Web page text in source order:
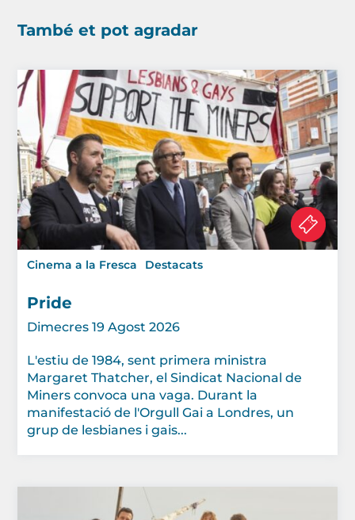
També et pot agradar
Cinema a la Fresca Destacats
Pride
Dimecres 19 Agost 2026
L'estiu de 1984, sent primera ministra
Margaret Thatcher, el Sindicat Nacional de
Miners convoca una vaga. Durant la
manifestació de l'Orgull Gai a Londres, un
grup de lesbianes i gais...